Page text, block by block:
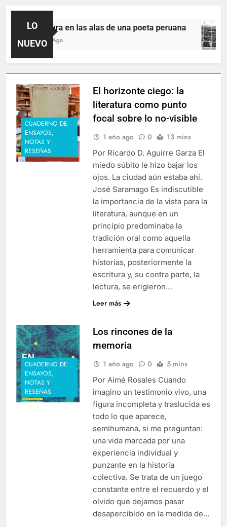
LO
NUEVO
La sutura en las alas de una poeta peruana
5 Horas Ago
CUADERNO DE
ENSAYOS,
NOTAS Y
RESEÑAS
El horizonte ciego: la
literatura como punto
focal sobre lo no-visible
1 año ago 0 13 mins
Por Ricardo D. Aguirre Garza El
miedo súbito le hizo bajar los
ojos. La ciudad aún estaba ahí.
José Saramago Es indiscutible
la importancia de la vista para la
literatura, aunque en un
principio predominaba la
tradición oral como aquella
herramienta para comunicar
historias, posteriormente la
escritura y, su contra parte, la
lectura, se erigieron…
Leer más
CUADERNO DE
ENSAYOS,
NOTAS Y
RESEÑAS
Los rincones de la
memoria
1 año ago 0 5 mins
Por Aimé Rosales Cuando
imagino un testimonio vivo, una
figura incompleta y traslucida es
todo lo que aparece,
semihumana, si me preguntan:
una vida marcada por una
experiencia individual y
punzante en la historia
colectiva. Se trata de un juego
constante entre el recuerdo y el
olvido que dejamos pasar
desapercibido en la medida de…